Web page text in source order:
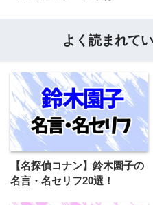
よく読まれて
【名探偵コナン】鈴木園子の
名言・名セリフ20選！